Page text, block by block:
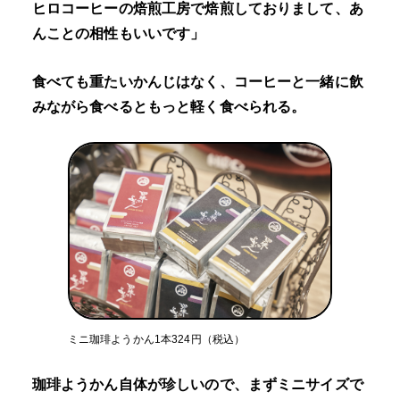
ヒロコーヒーの焙煎工房で焙煎しておりまして、あ
んことの相性もいいです」
食べても重たいかんじはなく、コーヒーと一緒に飲
みながら食べるともっと軽く食べられる。
ミニ珈琲ようかん1本324円（税込）
珈琲ようかん自体が珍しいので、まずミニサイズで